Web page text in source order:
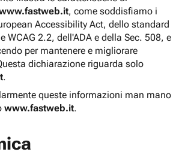
, come soddisfiamo i
Accessibility Act, dello standard
WCAG 2.2, dell'ADA e della Sec. 508, e
per mantenere e migliorare
dichiarazione riguarda solo
.
queste informazioni man mano
www.fastweb.it.